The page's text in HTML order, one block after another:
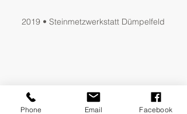
2019 • Steinmetzwerkstatt Dümpelfeld
Phone Email Facebook